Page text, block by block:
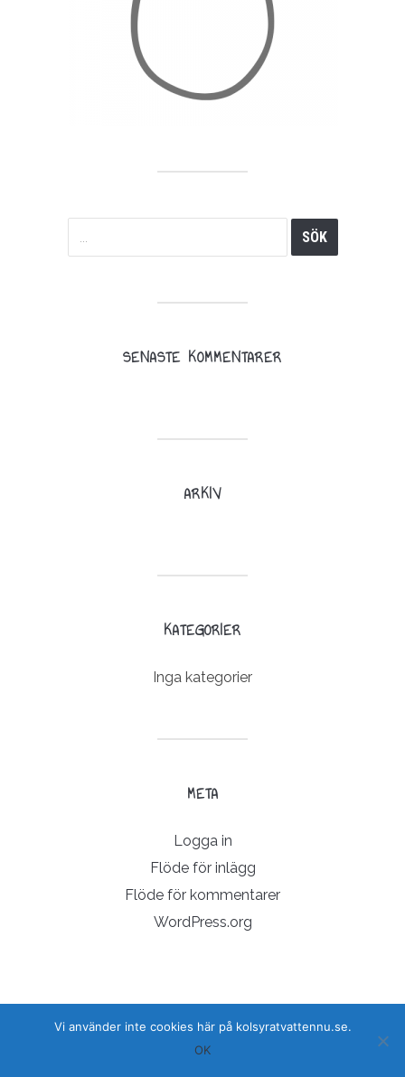
SENASTE KOMMENTARER
ARKIV
KATEGORIER
Inga kategorier
META
Logga in
Flöde för inlägg
Flöde för kommentarer
WordPress.org
Vi använder inte cookies här på kolsyratvattennu.se.
OK